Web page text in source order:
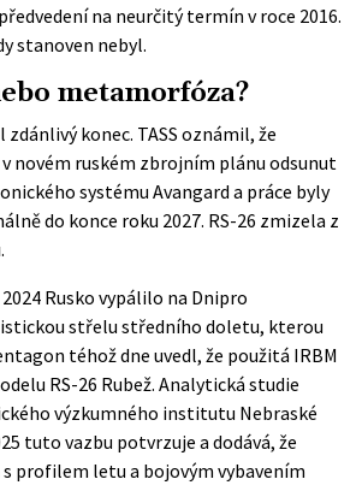
na neurčitý termín v roce 2016.
stanoven nebyl.
metamorfóza?
zdánlivý konec. TASS oznámil, že
novém ruském zbrojním plánu odsunut
systému Avangard a práce byly
do konce roku 2027. RS-26 zmizela z
Rusko vypálilo na Dnipro
střelu středního doletu, kterou
téhož dne uvedl, že použitá IRBM
RS-26 Rubež. Analytická studie
výzkumného institutu Nebraské
tuto vazbu potvrzuje a dodává, že
profilem letu a bojovým vybavením